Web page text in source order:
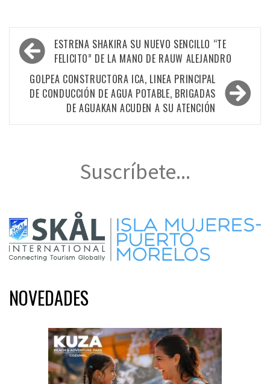
Navegación
de
entradas
ESTRENA SHAKIRA SU NUEVO SENCILLO “TE
FELICITO” DE LA MANO DE RAUW ALEJANDRO
GOLPEA CONSTRUCTORA ICA, LINEA PRINCIPAL
DE CONDUCCIÓN DE AGUA POTABLE, BRIGADAS
DE AGUAKAN ACUDEN A SU ATENCIÓN
Suscríbete...
NOVEDADES